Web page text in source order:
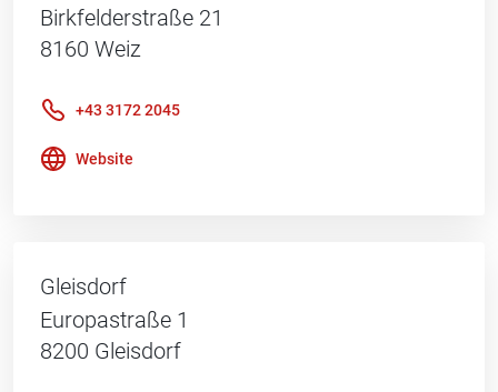
Birkfelderstraße 21
8160 Weiz
+43 3172 2045
Website
Gleisdorf
Europastraße 1
8200 Gleisdorf